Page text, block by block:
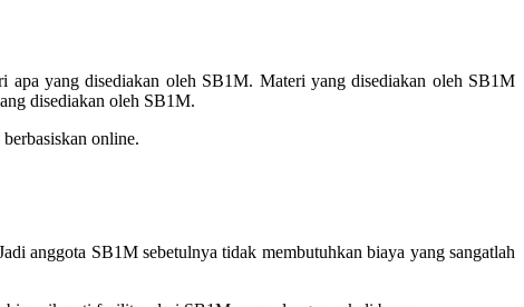
apa yang disediakan oleh SB1M. Materi yang disediakan oleh SB1M
disediakan oleh SB1M.
online.
anggota SB1M sebetulnya tidak membutuhkan biaya yang sangatlah